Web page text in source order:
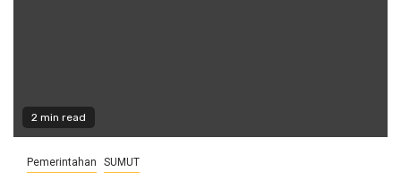
2 min read
Pemerintahan SUMUT